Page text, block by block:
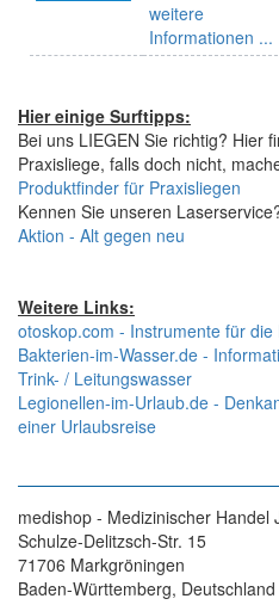
weitere
Informationen ...
Hier einige Surftipps:
Bei uns LIEGEN Sie richtig? Hier
Praxisliege, falls doch nicht,
Produktfinder für Praxisliegen
Kennen Sie unseren
Aktion - Alt gegen neu
Weitere Links:
otoskop.com - Instrumente für die
Bakterien-im-Wasser.de -
Trink- / Leitungswasser
Legionellen-im-Urlaub.de -
einer Urlaubsreise
medishop - Medizinischer Handel
Schulze-Delitzsch-Str. 15
71706 Markgröningen
Baden-Württemberg, Deutschland